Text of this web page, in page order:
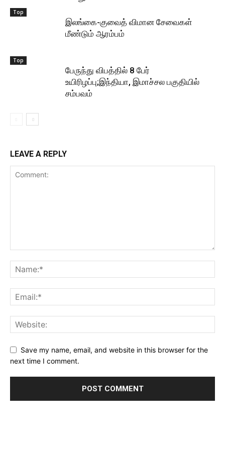
Top
இலங்கை-குவைத் விமான சேவைகள்
மீண்டும் ஆரம்பம்
Top
பேருந்து விபத்தில் 8 பேர்
உயிரிழப்பு;இந்தியா, இமாச்சல பகுதியில்
சம்பவம்
LEAVE A REPLY
Save my name, email, and website in this browser for the
next time I comment.